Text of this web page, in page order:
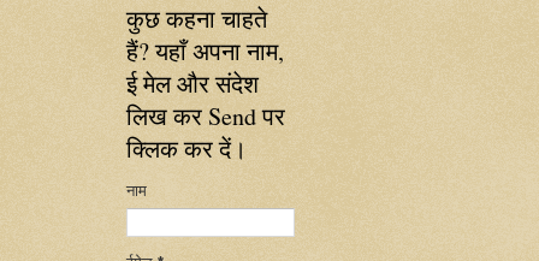
कुछ कहना चाहते
हैं? यहाँ अपना नाम,
ई मेल और संदेश
लिख कर Send पर
क्लिक कर दें।
नाम